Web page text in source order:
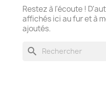
Restez à l'écoute !
affichés ici au fur et à
ajoutés.
search